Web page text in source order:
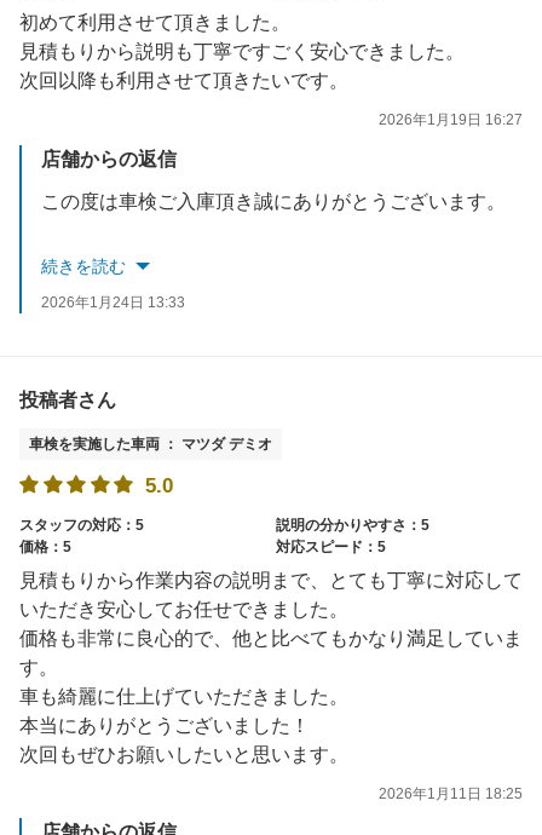
初めて利用させて頂きました。
見積もりから説明も丁寧ですごく安心できました。
次回以降も利用させて頂きたいです。
2026年1月19日 16:27
店舗からの返信
この度は車検ご入庫頂き誠にありがとうございます。
今後もお客様のカーライフのお手伝いをさせて頂ければ幸いです。
続きを読む
2026年1月24日 13:33
投稿者さん
車検を実施した車両 ： マツダ デミオ
5.0
スタッフの対応：5
説明の分かりやすさ：5
価格：5
対応スピード：5
見積もりから作業内容の説明まで、とても丁寧に対応して
いただき安心してお任せできました。
価格も非常に良心的で、他と比べてもかなり満足していま
す。
車も綺麗に仕上げていただきました。
本当にありがとうございました！
次回もぜひお願いしたいと思います。
2026年1月11日 18:25